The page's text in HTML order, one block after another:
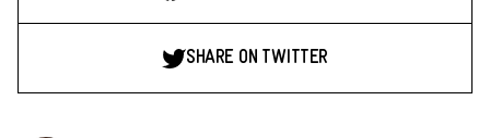
SHARE ON TWITTER